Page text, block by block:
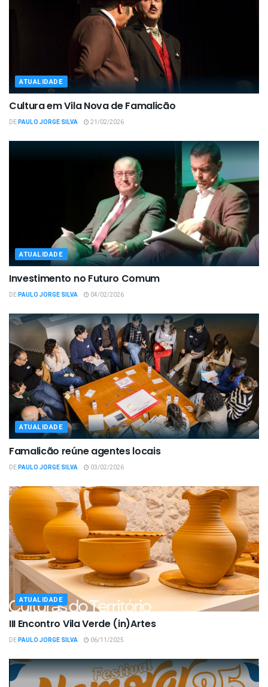
ATUALIDADE
Cultura em Vila Nova de Famalicão
DEPAULO JORGE SILVA 21/02/2026
ATUALIDADE
Investimento no Futuro Comum
DEPAULO JORGE SILVA 04/02/2026
ATUALIDADE
Famalicão reúne agentes locais
DEPAULO JORGE SILVA 03/02/2026
ATUALIDADE
III Encontro Vila Verde (in)Artes
DEPAULO JORGE SILVA 06/11/2025